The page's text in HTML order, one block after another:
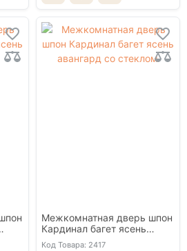
Межкомнатная дверь шпон
Кардинал багет ясень
авангард со стеклом
Код Товара: 2417